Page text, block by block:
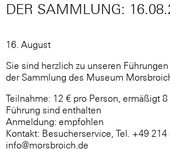
DER SAMMLUNG:
16. August
Sie sind herzlich zu unseren
der Sammlung des Museum
Teilnahme: 12 € pro Person, ermäßigt
Führung sind enthalten
Anmeldung: empfohlen
Kontakt: Besucherservice, Tel. +49
info@morsbroich.de